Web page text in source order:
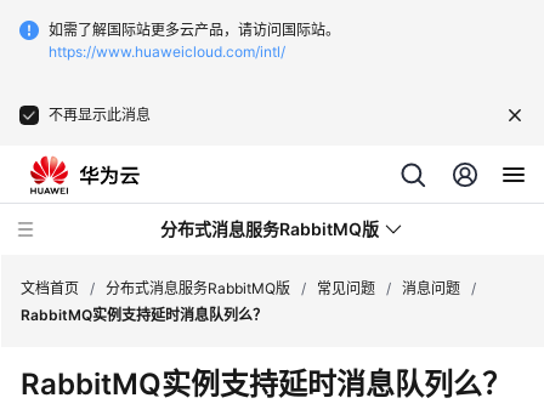
如需了解国际站更多云产品，请访问国际站。
https://www.huaweicloud.com/intl/
不再显示此消息
分布式消息服务RabbitMQ版
新
文档首页 / 分布式消息服务RabbitMQ版 / 常见问题 / 消息问题 /
RabbitMQ实例支持延时消息队列么？
RabbitMQ实例支持延时消息队列么？